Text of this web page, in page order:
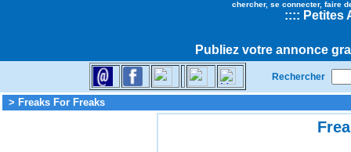
chercher, se connecter, faire
:::: Petites
Publiez votre annonce
Rechercher
> Freaks For Freaks